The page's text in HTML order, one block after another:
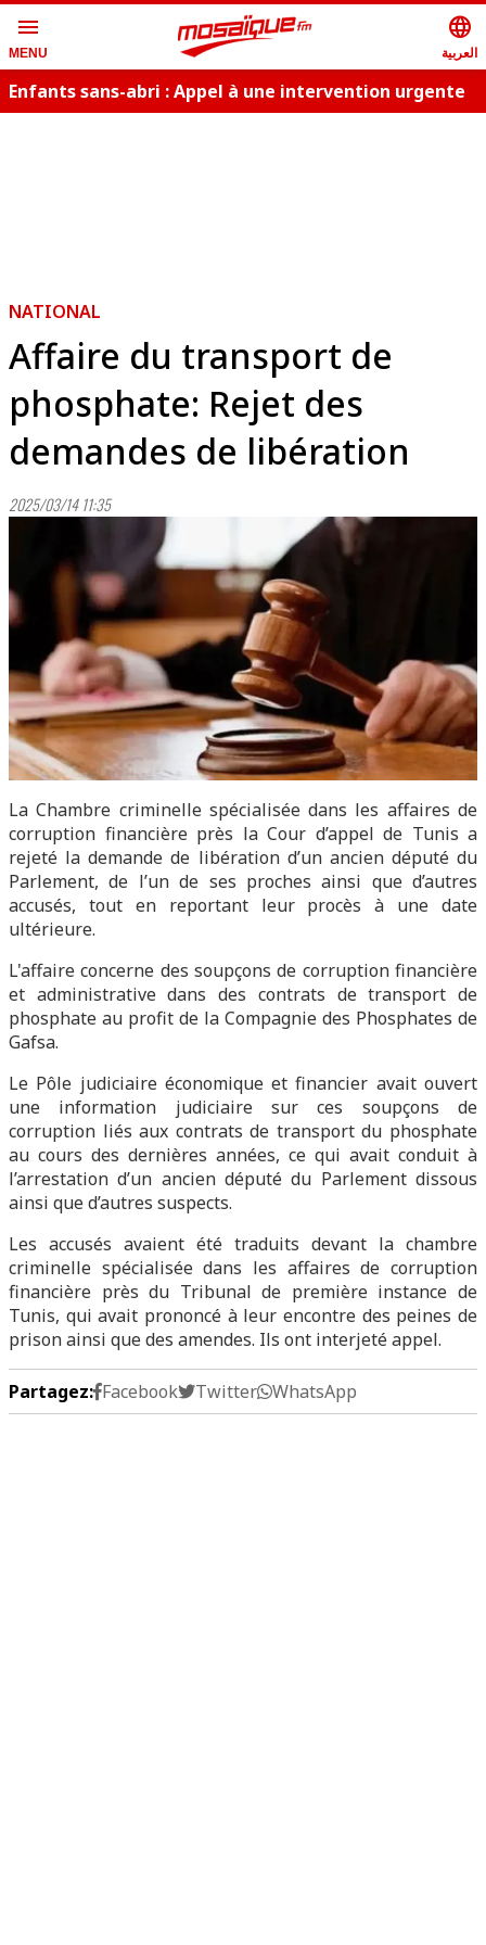
menu
MENU
language
العربية
Enfants sans-abri : Appel à une intervention urgente
NATIONAL
Affaire du transport de
phosphate: Rejet des
demandes de libération
2025/03/14 11:35
La Chambre criminelle spécialisée dans les affaires de
corruption financière près la Cour d’appel de Tunis a
rejeté la demande de libération d’un ancien député du
Parlement, de l’un de ses proches ainsi que d’autres
accusés, tout en reportant leur procès à une date
ultérieure.
L'affaire concerne des soupçons de corruption financière
et administrative dans des contrats de transport de
phosphate au profit de la Compagnie des Phosphates de
Gafsa.
Le Pôle judiciaire économique et financier avait ouvert
une information judiciaire sur ces soupçons de
corruption liés aux contrats de transport du phosphate
au cours des dernières années, ce qui avait conduit à
l’arrestation d’un ancien député du Parlement dissous
ainsi que d’autres suspects.
Les accusés avaient été traduits devant la chambre
criminelle spécialisée dans les affaires de corruption
financière près du Tribunal de première instance de
Tunis, qui avait prononcé à leur encontre des peines de
prison ainsi que des amendes. Ils ont interjeté appel.
Partagez: Facebook Twitter WhatsApp